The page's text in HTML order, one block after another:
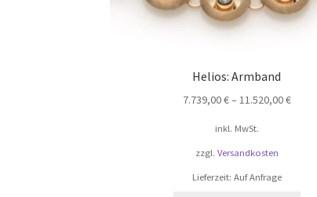
Helios: Armband
7.739,00€– 11.520,00€
inkl. MwSt.
zzgl. Versandkosten
Lieferzeit: Auf Anfrage